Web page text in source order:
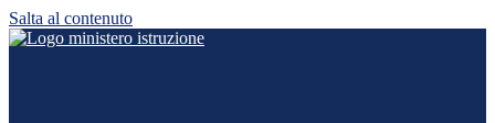
Salta al contenuto